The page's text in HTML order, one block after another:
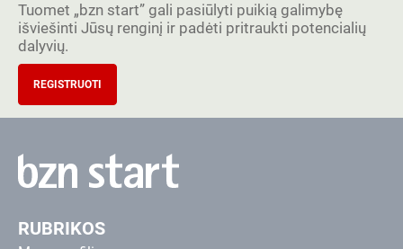
Tuomet „bzn start” gali pasiūlyti puikią galimybę
išviešinti Jūsų renginį ir padėti pritraukti potencialių
dalyvių.
REGISTRUOTI
RUBRIKOS